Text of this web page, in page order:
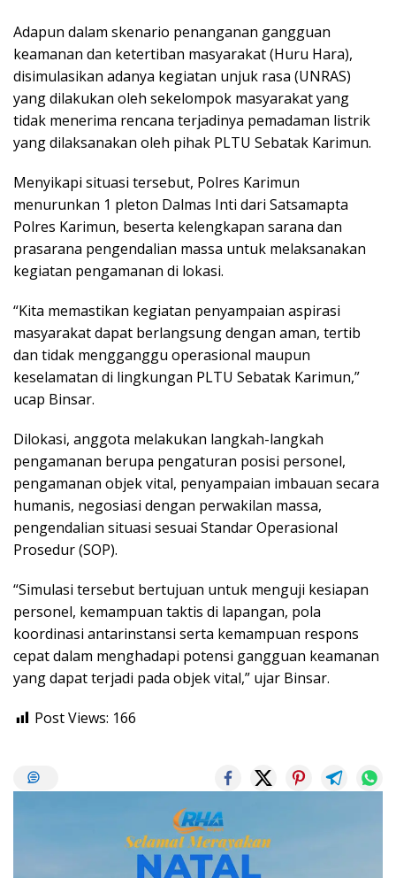
Adapun dalam skenario penanganan gangguan
keamanan dan ketertiban masyarakat (Huru Hara),
disimulasikan adanya kegiatan unjuk rasa (UNRAS)
yang dilakukan oleh sekelompok masyarakat yang
tidak menerima rencana terjadinya pemadaman listrik
yang dilaksanakan oleh pihak PLTU Sebatak Karimun.
Menyikapi situasi tersebut, Polres Karimun
menurunkan 1 pleton Dalmas Inti dari Satsamapta
Polres Karimun, beserta kelengkapan sarana dan
prasarana pengendalian massa untuk melaksanakan
kegiatan pengamanan di lokasi.
“Kita memastikan kegiatan penyampaian aspirasi
masyarakat dapat berlangsung dengan aman, tertib
dan tidak mengganggu operasional maupun
keselamatan di lingkungan PLTU Sebatak Karimun,”
ucap Binsar.
Dilokasi, anggota melakukan langkah-langkah
pengamanan berupa pengaturan posisi personel,
pengamanan objek vital, penyampaian imbauan secara
humanis, negosiasi dengan perwakilan massa,
pengendalian situasi sesuai Standar Operasional
Prosedur (SOP).
“Simulasi tersebut bertujuan untuk menguji kesiapan
personel, kemampuan taktis di lapangan, pola
koordinasi antarinstansi serta kemampuan respons
cepat dalam menghadapi potensi gangguan keamanan
yang dapat terjadi pada objek vital,” ujar Binsar.
Post Views: 166